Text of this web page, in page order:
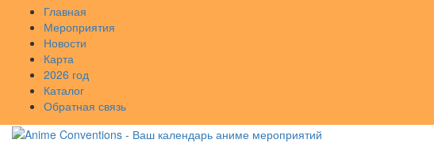
Главная
Мероприятия
Новости
Карта
2026 год
Каталог
Обратная связь